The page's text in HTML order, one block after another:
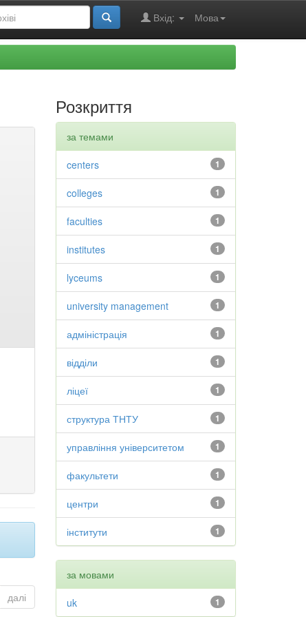
Мова
Вхід:
далі
Розкриття
за темами
1
centers
1
colleges
1
faculties
1
institutes
1
lyceums
1
university management
1
адміністрація
1
відділи
1
ліцеї
1
структура ТНТУ
1
управління університетом
1
факультети
1
центри
1
інститути
за мовами
1
uk